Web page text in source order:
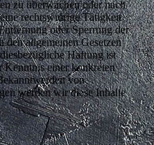
zu überwachen oder nach
rechtswidrige Tätigkeit
oder Sperrung der
allgemeinen Gesetzen
Haftung ist
Kenntnis einer konkreten
von
werden wir diese Inhalte